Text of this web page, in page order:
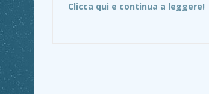
Clicca qui e continua a leggere!